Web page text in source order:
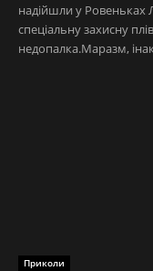
надійшли у Ровеньках
спеціальну захисну
недопалка.Маразм,
Приколи